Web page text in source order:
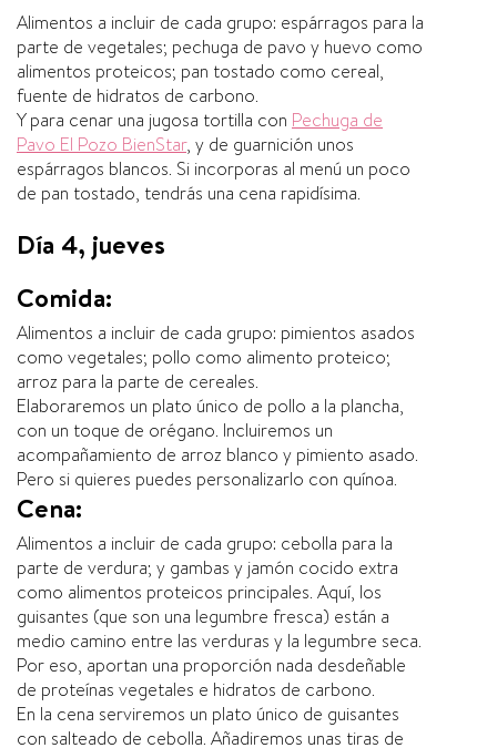
Alimentos a incluir de cada grupo: espárragos para la
parte de vegetales; pechuga de pavo y huevo como
alimentos proteicos; pan tostado como cereal,
fuente de hidratos de carbono.
Y para cenar una jugosa tortilla con Pechuga de
Pavo El Pozo BienStar, y de guarnición unos
espárragos blancos. Si incorporas al menú un poco
de pan tostado, tendrás una cena rapidísima.
Día 4, jueves
Comida:
Alimentos a incluir de cada grupo: pimientos asados
como vegetales; pollo como alimento proteico;
arroz para la parte de cereales.
Elaboraremos un plato único de pollo a la plancha,
con un toque de orégano. Incluiremos un
acompañamiento de arroz blanco y pimiento asado.
Pero si quieres puedes personalizarlo con quínoa.
Cena:
Alimentos a incluir de cada grupo: cebolla para la
parte de verdura; y gambas y jamón cocido extra
como alimentos proteicos principales. Aquí, los
guisantes (que son una legumbre fresca) están a
medio camino entre las verduras y la legumbre seca.
Por eso, aportan una proporción nada desdeñable
de proteínas vegetales e hidratos de carbono.
En la cena serviremos un plato único de guisantes
con salteado de cebolla. Añadiremos unas tiras de